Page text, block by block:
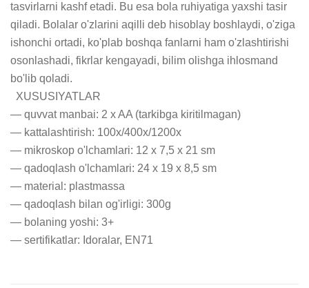
tasvirlarni kashf etadi. Bu esa bola ruhiyatiga yaxshi tasir
qiladi. Bolalar o'zlarini aqilli deb hisoblay boshlaydi, o'ziga
ishonchi ortadi, ko'plab boshqa fanlarni ham o'zlashtirishi
osonlashadi, fikrlar kengayadi, bilim olishga ihlosmand
bo'lib qoladi.
— quvvat manbai: 2 x AA (tarkibga kiritilmagan)
— kattalashtirish: 100x/400x/1200x
— mikroskop o'lchamlari: 12 x 7,5 x 21 sm
— qadoqlash o'lchamlari: 24 x 19 x 8,5 sm
— material: plastmassa
— qadoqlash bilan og'irligi: 300g
— bolaning yoshi: 3+
— sertifikatlar: Idoralar, EN71